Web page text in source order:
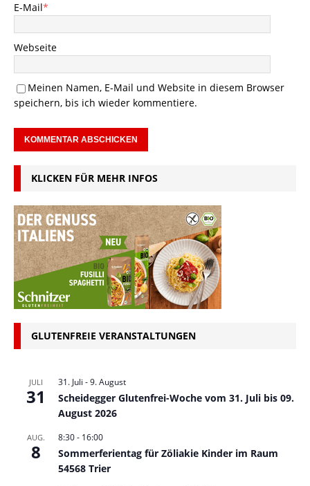
E-Mail*
Webseite
Meinen Namen, E-Mail und Website in diesem Browser
speichern, bis ich wieder kommentiere.
KLICKEN FÜR MEHR INFOS
GLUTENFREIE VERANSTALTUNGEN
JULI
31
31. Juli -9. August
Scheidegger Glutenfrei-Woche vom 31. Juli bis 09.
August 2026
AUG.
8
8:30- 16:00
Sommerferientag für Zöliakie Kinder im Raum
54568 Trier